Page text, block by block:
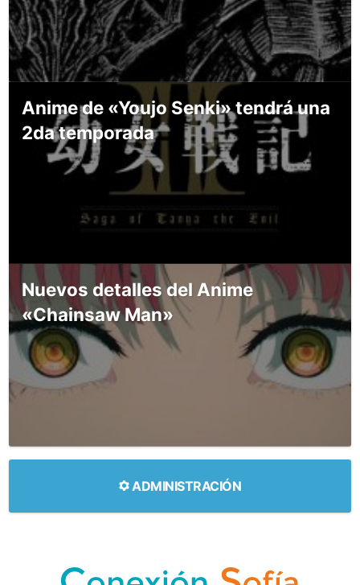
Anime de «Youjo Senki» tendrá una
2da temporada
Nuevos detalles del Anime
«Chainsaw Man»
ADMINISTRACIÓN